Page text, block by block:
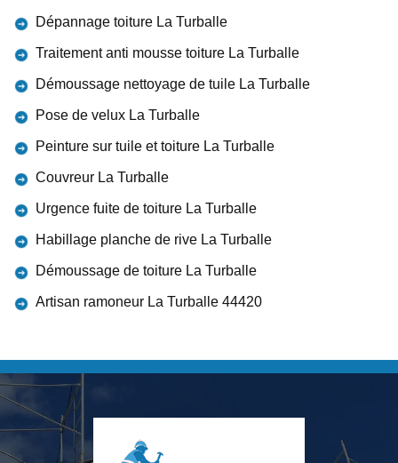
Dépannage toiture La Turballe
Traitement anti mousse toiture La Turballe
Démoussage nettoyage de tuile La Turballe
Pose de velux La Turballe
Peinture sur tuile et toiture La Turballe
Couvreur La Turballe
Urgence fuite de toiture La Turballe
Habillage planche de rive La Turballe
Démoussage de toiture La Turballe
Artisan ramoneur La Turballe 44420